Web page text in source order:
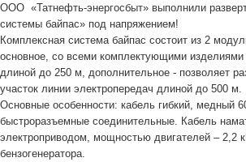
ООО «Татнефть-энергосбыт» выполнили
системы байпас» под напряжением!
Комплексная система байпас состоит из 2
основное, со всеми комплектующими
длиной до 250 м, дополнительное - позволяет
участок линии электропередач длиной до 500 м.
Основные особенности: кабель гибкий, медный
быстроразъемные соединительные. Кабель
электроприводом, мощностью двигателей – 2,2
бензогенератора.